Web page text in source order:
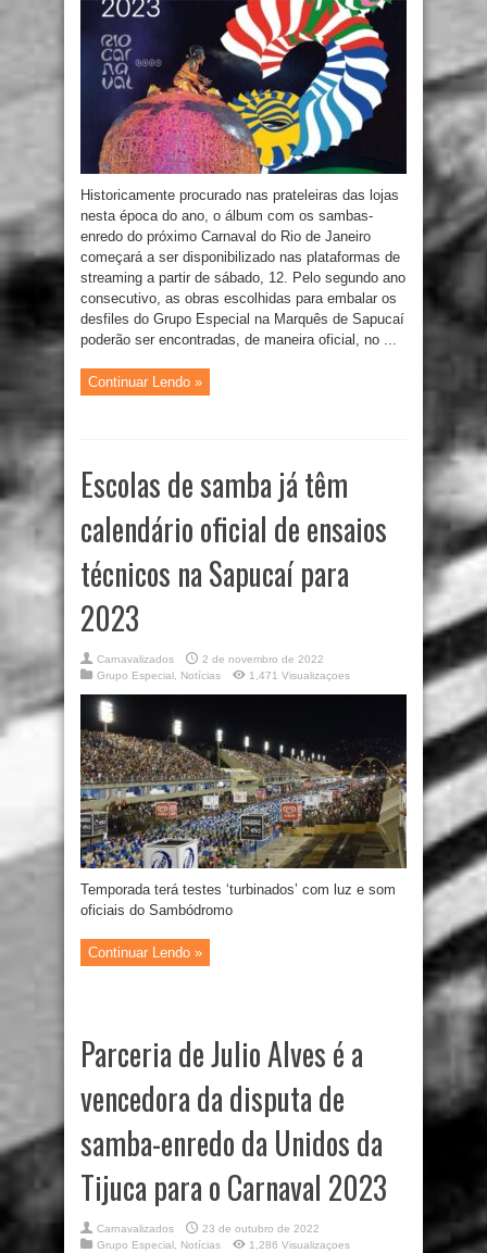
Historicamente procurado nas prateleiras das lojas
nesta época do ano, o álbum com os sambas-
enredo do próximo Carnaval do Rio de Janeiro
começará a ser disponibilizado nas plataformas de
streaming a partir de sábado, 12. Pelo segundo ano
consecutivo, as obras escolhidas para embalar os
desfiles do Grupo Especial na Marquês de Sapucaí
poderão ser encontradas, de maneira oficial, no ...
Continuar Lendo »
Escolas de samba já têm
calendário oficial de ensaios
técnicos na Sapucaí para
2023
Carnavalizados
2 de novembro de 2022
Grupo Especial
Notícias 1,471 Visualizaçoes
Temporada terá testes ‘turbinados’ com luz e som
oficiais do Sambódromo
Continuar Lendo »
Parceria de Julio Alves é a
vencedora da disputa de
samba-enredo da Unidos da
Tijuca para o Carnaval 2023
Carnavalizados
23 de outubro de 2022
Grupo Especial
Notícias 1,286 Visualizaçoes